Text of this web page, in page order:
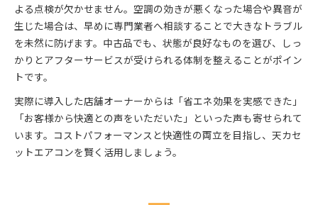
よる点検が欠かせません。空調の効きが悪くなった場合や異音が
生じた場合は、早めに専門業者へ相談することで大きなトラブル
を未然に防げます。中古品でも、状態が良好なものを選び、しっ
かりとアフターサービスが受けられる体制を整えることがポイン
トです。
実際に導入した店舗オーナーからは「省エネ効果を実感できた」
「お客様から快適との声をいただいた」といった声も寄せられて
います。コストパフォーマンスと快適性の両立を目指し、天カセ
ットエアコンを賢く活用しましょう。